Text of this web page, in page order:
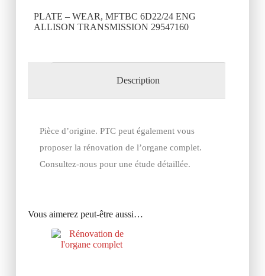
PLATE – WEAR, MFTBC 6D22/24 ENG
ALLISON TRANSMISSION 29547160
Description
Pièce d’origine. PTC peut également vous
proposer la rénovation de l’organe complet.
Consultez-nous pour une étude détaillée.
Vous aimerez peut-être aussi…